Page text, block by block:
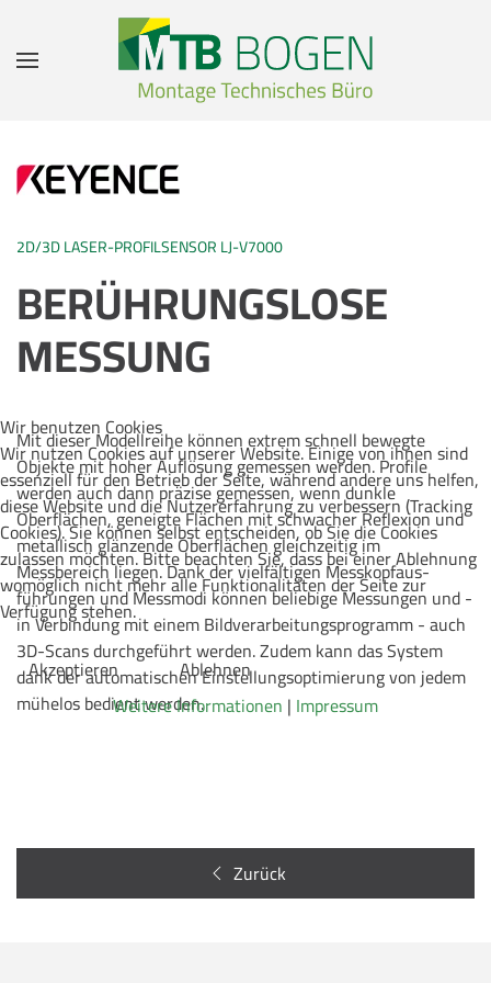
Zum Hauptinhalt springen
2D/3D LASER-PROFILSENSOR LJ-V7000
BERÜHRUNGSLOSE
MESSUNG
Mit dieser Modellreihe können extrem schnell bewegte
Objekte mit hoher Auf­lösung gemessen werden. Profile
werden auch dann präzise gemessen, wenn dunkle
Oberflächen, geneigte Flächen mit schwacher Reflexion und
metallisch glänzende Oberflächen gleichzeitig im
Messbereich liegen. Dank der vielfältigen Mess­kopf­aus­
führungen und Messmodi können beliebige Messungen und -
in Ver­bindung mit einem Bild­ver­ar­bei­tungs­programm - auch
3D-Scans durch­geführt werden. Zudem kann das System
dank der automatischen Ein­stellungs­optimierung von jedem
mühelos bedient werden.
Zurück
Wir benutzen Cookies
Wir nutzen Cookies auf unserer Website. Einige von ihnen sind
essenziell für den Betrieb der Seite, während andere uns helfen,
diese Website und die Nutzererfahrung zu verbessern (Tracking
Cookies). Sie können selbst entscheiden, ob Sie die Cookies
zulassen möchten. Bitte beachten Sie, dass bei einer Ablehnung
womöglich nicht mehr alle Funktionalitäten der Seite zur
Verfügung stehen.
Akzeptieren
Ablehnen
Weitere Informationen | Impressum